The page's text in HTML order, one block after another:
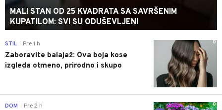
MALI STAN OD 25 KVADRATA SA SAVRŠENIM
KUPATILOM: SVI SU ODUŠEVLJENI
0
STIL Pre 1 h
Zaboravite balajaž: Ova boja kose
izgleda otmeno, prirodno i skupo
0
DOM Pre 2 h